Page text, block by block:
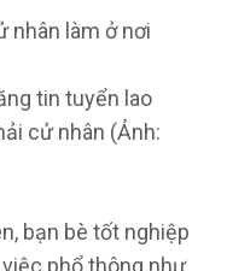
tin tuyển lao
cử nhân (Ảnh:
bạn bè tốt nghiệp
phổ thông như